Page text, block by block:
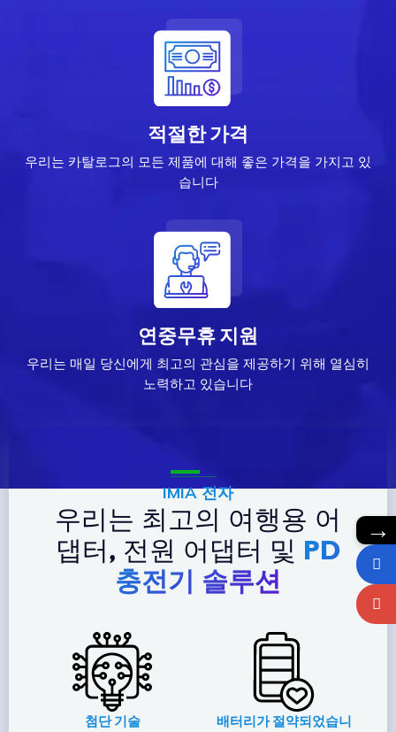
적절한 가격
우리는 카탈로그의 모든 제품에 대해 좋은 가격을 가지고 있
습니다
연중무휴 지원
우리는 매일 당신에게 최고의 관심을 제공하기 위해 열심히
노력하고 있습니다
IMIA 전자
우리는 최고의 여행용 어
댑터, 전원 어댑터 및 PD
충전기 솔루션
첨단 기술
배터리가 절약되었습니
→